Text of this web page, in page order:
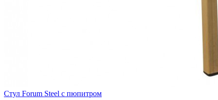
Стул Forum Steel с пюпитром